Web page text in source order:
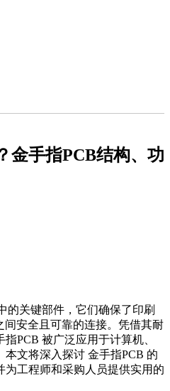
金手指PCB结构、功
的关键部件，它们确保了印刷
间安全且可靠的连接。凭借其耐
PCB 被广泛应用于计算机、
文将深入探讨 金手指PCB 的
工程师和采购人员提供实用的